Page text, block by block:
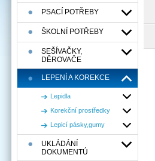
PSACÍ POTŘEBY
ŠKOLNÍ POTŘEBY
SEŠÍVAČKY,
DĚROVAČE
LEPENÍ A KOREKCE
Lepidla
Korekční prostředky
Lepicí pásky,gumy
UKLÁDÁNÍ
DOKUMENTÚ